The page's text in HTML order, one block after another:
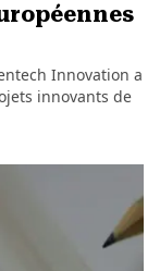
Innovation a
innovants de